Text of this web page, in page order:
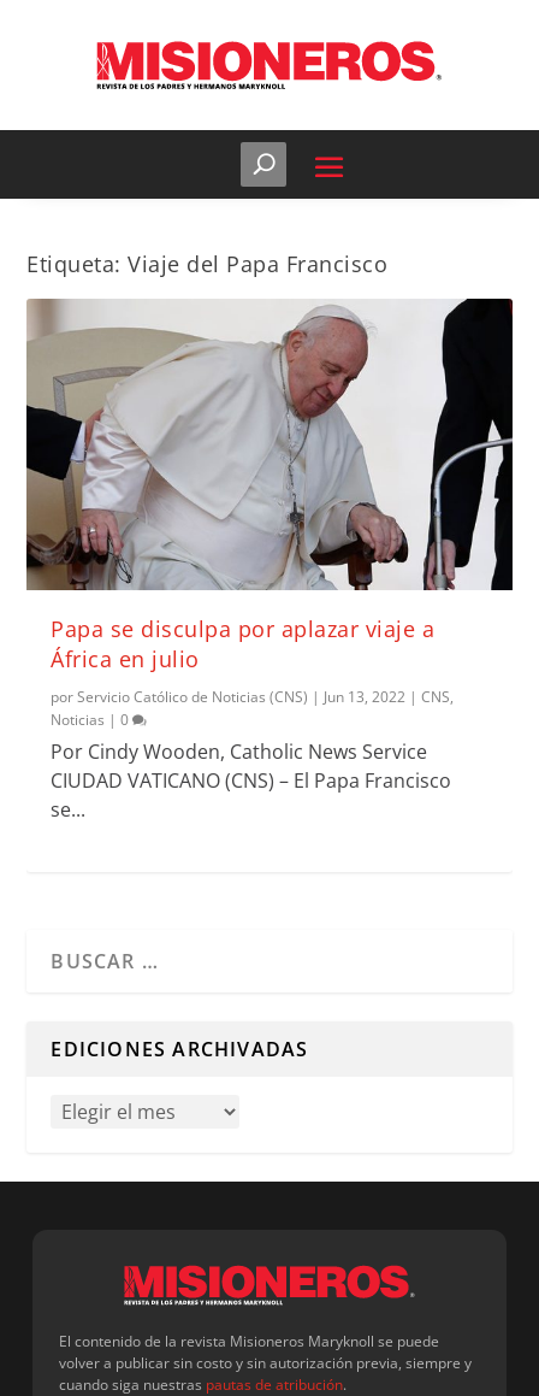
Etiqueta:Viaje del Papa Francisco
Papa se disculpa por aplazar viaje a
África en julio
porServicio Católico de Noticias (CNS) | Jun 13, 2022 |CNS,
Noticias |0
Por Cindy Wooden, Catholic News Service
CIUDAD VATICANO (CNS) – El Papa Francisco
se...
EDICIONES ARCHIVADAS
El contenido de la revista Misioneros Maryknoll se puede
volver a publicar sin costo y sin autorización previa, siempre y
cuando siga nuestras pautas de atribución.